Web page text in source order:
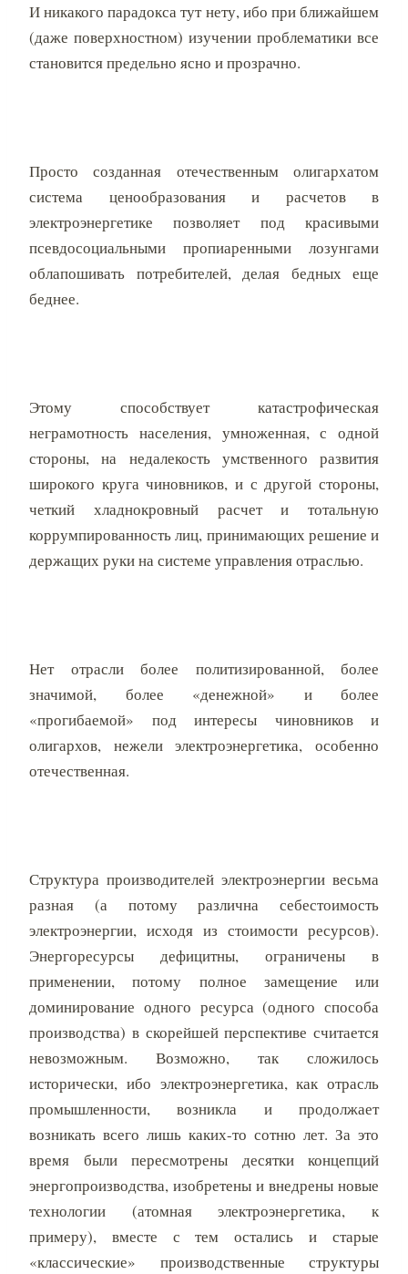
И никакого парадокса тут нету, ибо при ближайшем
(даже поверхностном) изучении проблематики все
становится предельно ясно и прозрачно.
Просто созданная отечественным олигархатом
система ценообразования и расчетов в
электроэнергетике позволяет под красивыми
псевдосоциальными пропиаренными лозунгами
облапошивать потребителей, делая бедных еще
беднее.
Этому способствует катастрофическая
неграмотность населения, умноженная, с одной
стороны, на недалекость умственного развития
широкого круга чиновников, и с другой стороны,
четкий хладнокровный расчет и тотальную
коррумпированность лиц, принимающих решение и
держащих руки на системе управления отраслью.
Нет отрасли более политизированной, более
значимой, более «денежной» и более
«прогибаемой» под интересы чиновников и
олигархов, нежели электроэнергетика, особенно
отечественная.
Структура производителей электроэнергии весьма
разная (а потому различна себестоимость
электроэнергии, исходя из стоимости ресурсов).
Энергоресурсы дефицитны, ограничены в
применении, потому полное замещение или
доминирование одного ресурса (одного способа
производства) в скорейшей перспективе считается
невозможным. Возможно, так сложилось
исторически, ибо электроэнергетика, как отрасль
промышленности, возникла и продолжает
возникать всего лишь каких-то сотню лет. За это
время были пересмотрены десятки концепций
энергопроизводства, изобретены и внедрены новые
технологии (атомная электроэнергетика, к
примеру), вместе с тем остались и старые
«классические» производственные структуры